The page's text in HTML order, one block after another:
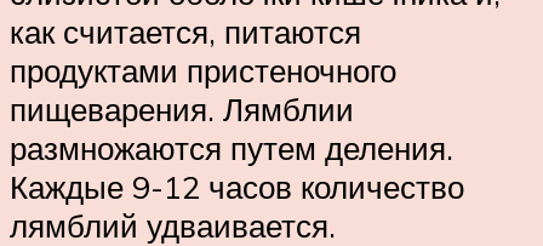
как считается, питаются
продуктами пристеночного
пищеварения. Лямблии
размножаются путем деления.
Каждые 9-12 часов количество
лямблий удваивается.